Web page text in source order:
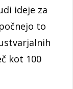
ideje za
to
kot 100